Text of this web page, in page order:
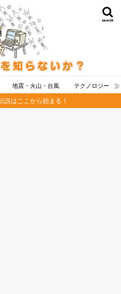
search
地震・火山・台風 テクノロジー
説はここから始まる！